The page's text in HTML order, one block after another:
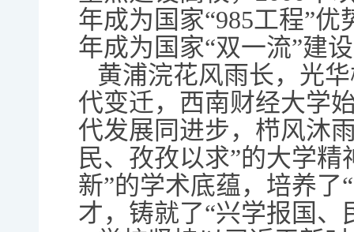
年成为国家“985工程”
年成为国家“双一流”建
黄浦浣花风雨长，光
代变迁，西南财经大学
代发展同进步，栉风沐
民、孜孜以求”的大学
新”的学术底蕴，培养了
才，铸就了“兴学报国、